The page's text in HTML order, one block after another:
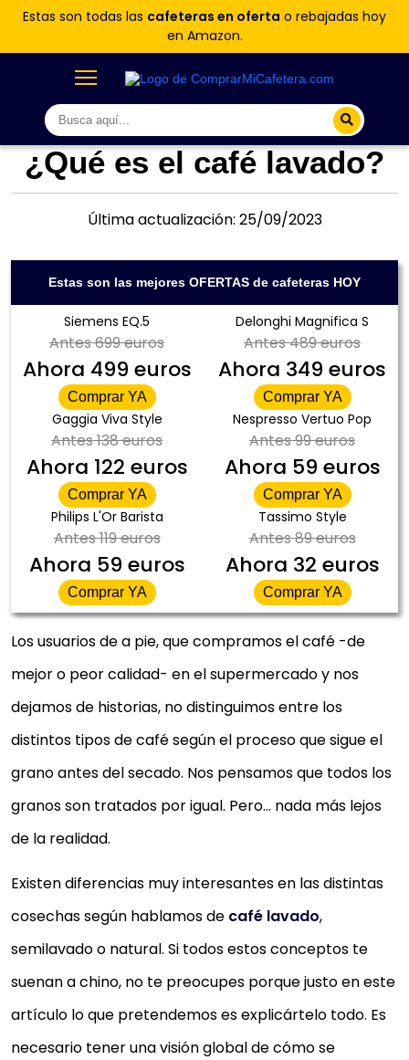
Estas son todas las cafeteras en oferta o rebajadas hoy
en Amazon.
¿Qué es el café lavado?
Última actualización: 25/09/2023
Estas son las mejores OFERTAS de cafeteras HOY
Siemens EQ.5
Antes699 euros
Ahora 499 euros
Comprar YA
Delonghi Magnifica S
Antes489 euros
Ahora 349 euros
Comprar YA
Gaggia Viva Style
Antes138 euros
Ahora 122 euros
Comprar YA
Nespresso Vertuo Pop
Antes99 euros
Ahora 59 euros
Comprar YA
Philips L'Or Barista
Antes119 euros
Ahora 59 euros
Comprar YA
Tassimo Style
Antes89 euros
Ahora 32 euros
Comprar YA
Los usuarios de a pie, que compramos el café -de
mejor o peor calidad- en el supermercado y nos
dejamos de historias, no distinguimos entre los
distintos tipos de café según el proceso que sigue el
grano antes del secado. Nos pensamos que todos los
granos son tratados por igual. Pero… nada más lejos
de la realidad.
Existen diferencias muy interesantes en las distintas
cosechas según hablamos de café lavado,
semilavado o natural. Si todos estos conceptos te
suenan a chino, no te preocupes porque justo en este
artículo lo que pretendemos es explicártelo todo. Es
necesario tener una visión global de cómo se